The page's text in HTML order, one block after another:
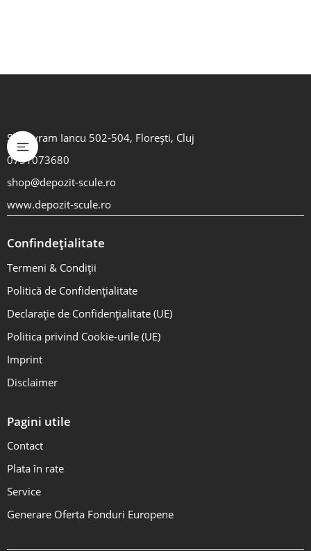
Str. Avram Iancu 502-504, Florești, Cluj
0751073680
shop@depozit-scule.ro
www.depozit-scule.ro
Confindețialitate
Termeni & Condiții
Politică de Confidențialitate
Declarație de Confidențialitate (UE)
Politica privind Cookie-urile (UE)
Imprint
Disclaimer
Pagini utile
Contact
Plata în rate
Service
Generare Oferta Fonduri Europene